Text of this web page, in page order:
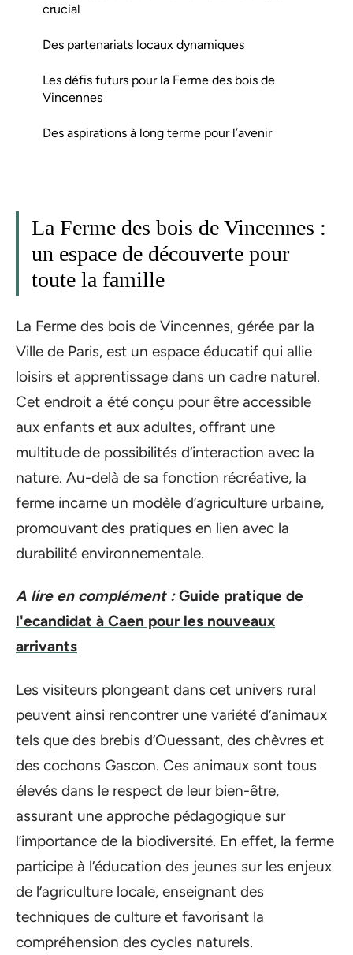
crucial
Des partenariats locaux dynamiques
Les défis futurs pour la Ferme des bois de
Vincennes
Des aspirations à long terme pour l’avenir
La Ferme des bois de Vincennes :
un espace de découverte pour
toute la famille
La Ferme des bois de Vincennes, gérée par la
Ville de Paris, est un espace éducatif qui allie
loisirs et apprentissage dans un cadre naturel.
Cet endroit a été conçu pour être accessible
aux enfants et aux adultes, offrant une
multitude de possibilités d’interaction avec la
nature. Au-delà de sa fonction récréative, la
ferme incarne un modèle d’agriculture urbaine,
promouvant des pratiques en lien avec la
durabilité environnementale.
A lire en complément : Guide pratique de
l'ecandidat à Caen pour les nouveaux
arrivants
Les visiteurs plongeant dans cet univers rural
peuvent ainsi rencontrer une variété d’animaux
tels que des brebis d’Ouessant, des chèvres et
des cochons Gascon. Ces animaux sont tous
élevés dans le respect de leur bien-être,
assurant une approche pédagogique sur
l’importance de la biodiversité. En effet, la ferme
participe à l’éducation des jeunes sur les enjeux
de l’agriculture locale, enseignant des
techniques de culture et favorisant la
compréhension des cycles naturels.